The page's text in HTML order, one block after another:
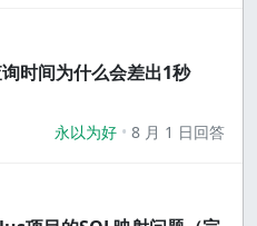
时间为什么会差出1秒
永以为好 8 月 1 日回答